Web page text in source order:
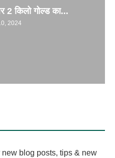
2 किलो गोल्ड का...
2024
blog posts, tips & new